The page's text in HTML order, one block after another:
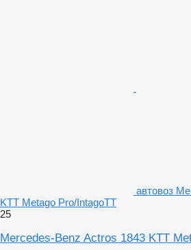
автовоз
KTT Metago Pro/IntagoTT
25
Mercedes-Benz Actros 1843 KTT